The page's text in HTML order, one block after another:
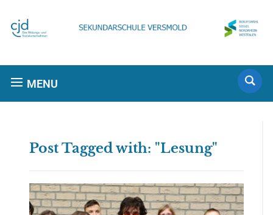
MENU
Post Tagged with: "Lesung"